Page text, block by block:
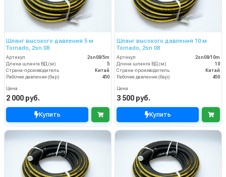
Шланг высокого давления 5 м
Tornado, 2sn 08
Артикул
2sn08/5m
Длина шланга ВД (м)
5
Страна-производитель
Китай
Рабочее давление (бар)
450
Цена
2 000 руб.
Купить
Шланг высокого давления 10 м
Tornado, 2sn 08
Артикул
2sn08/10m
Длина шланга ВД (м)
10
Страна-производитель
Китай
Рабочее давление (бар)
450
Цена
3 500 руб.
Купить